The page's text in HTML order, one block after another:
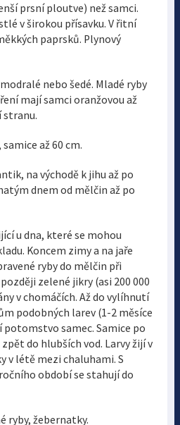
prsní ploutve) než samci.
v širokou přísavku. V řitní
paprsků. Plynový
nebo šedé. Mladé ryby
mají samci oranžovou až
stranu.
až 60 cm.
na východě k jihu až po
dnem od mělčin až po
u dna, které se mohou
Koncem zimy a na jaře
ryby do mělčin při
zelené jikry (asi 200 000
v chomáčích. Až do vylíhnutí
podobných larev (1-2 měsíce
samec. Samice po
do hlubších vod. Larvy žijí v
v létě mezi chaluhami. S
období se stahují do
ryby, žebernatky.